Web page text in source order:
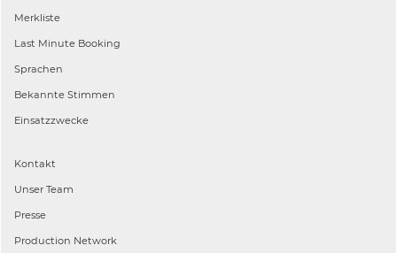
Merkliste
Last Minute Booking
Sprachen
Bekannte Stimmen
Einsatzzwecke
Kontakt
Unser Team
Presse
Production Network